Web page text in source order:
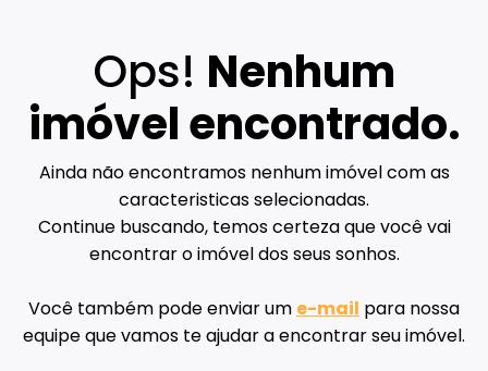
Ops! Nenhum
imóvel encontrado.
Ainda não encontramos nenhum imóvel com as
caracteristicas selecionadas.
Continue buscando, temos certeza que você vai
encontrar o imóvel dos seus sonhos.
Você também pode enviar um e-mail para nossa
equipe que vamos te ajudar a encontrar seu imóvel.